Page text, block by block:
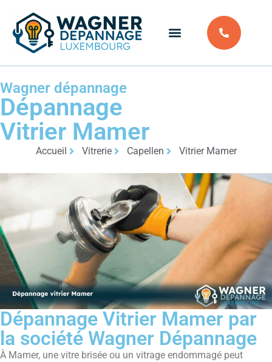
Wagner dépannage
Dépannage
Vitrier Mamer
Accueil Vitrerie Capellen Vitrier Mamer
Dépannage Vitrier Mamer par
la société Wagner Dépannage
À Mamer, une vitre brisée ou un vitrage endommagé peut